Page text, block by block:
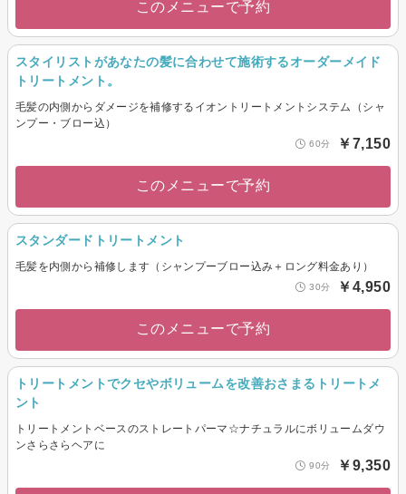
このメニューで予約
スタイリストがあなたの髪に合わせて施術するオーダーメイド
トリートメント。
毛髪の内側からダメージを補修するイオントリートメントシステム（シャ
ンプー・ブロー込）
60分 ￥7,150
このメニューで予約
スタンダードトリートメント
毛髪を内側から補修します（シャンプーブロー込み＋ロング料金あり）
30分 ￥4,950
このメニューで予約
トリートメントでクセやボリュームを改善おさまるトリートメ
ント
トリートメントベースのストレートパーマ☆ナチュラルにボリュームダウ
ンさらさらヘアに
90分 ￥9,350